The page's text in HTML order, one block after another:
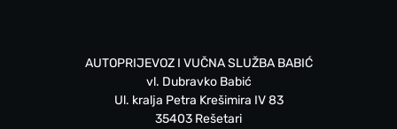
AUTOPRIJEVOZ I VUČNA SLUŽBA BABIĆ
vl. Dubravko Babić
Ul. kralja Petra Krešimira IV 83
35403 Rešetari